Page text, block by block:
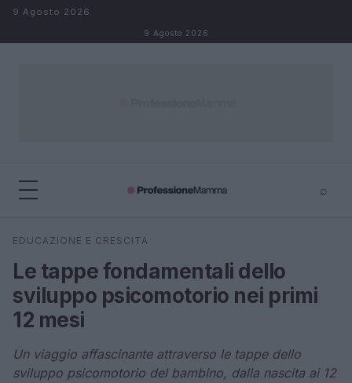
Salta al contenuto
9 Agosto 2026
9 Agosto 2026
⌕
Cerca
EDUCAZIONE E CRESCITA
Le tappe fondamentali dello
sviluppo psicomotorio nei primi
12 mesi
Un viaggio affascinante attraverso le tappe dello
sviluppo psicomotorio del bambino, dalla nascita ai 12